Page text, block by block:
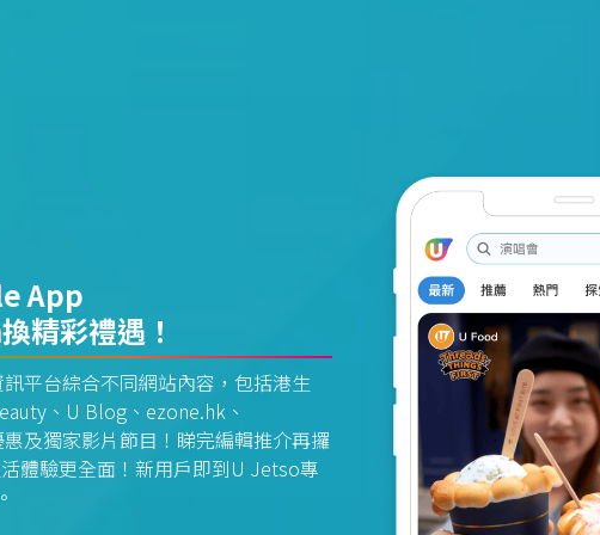
App
精彩禮遇！
平台綜合不同網站內容，包括港生
、U Blog、ezone.hk、
及獨家影片節目！睇完編輯推介再攞
體驗更全面！新用戶即到U Jetso專